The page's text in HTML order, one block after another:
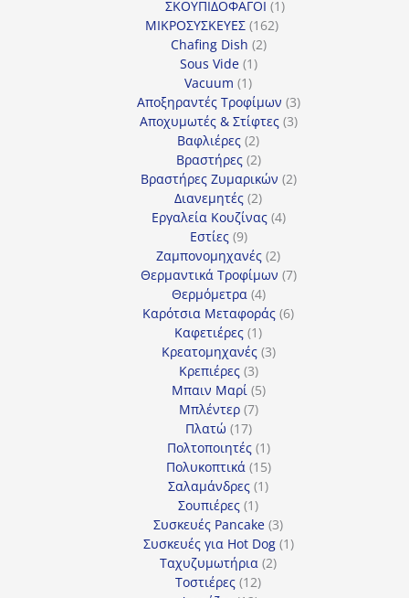
ΣΚΟΥΠΙΔΟΦΑΓΟΙ 11
ΜΙΚΡΟΣΥΣΚΕΥΕΣ 162162
Chafing Dish 22
Sous Vide 11
Vacuum 11
προϊόν
Αποξηραντές Τροφίμων 33
προϊόντα
Αποχυμωτές & Στίφτες 33
Βαφλιέρες 22
προϊόντα
Βραστήρες 22
προϊόντα
Βραστήρες Ζυμαρικών 22
Διανεμητές 22
προϊόντα
Εργαλεία Κουζίνας 44
Εστίες 99
προϊόντα
Ζαμπονομηχανές 22
προϊόντα
Θερμαντικά Τροφίμων 77
Θερμόμετρα 44
προϊόντα
Καρότσια Μεταφοράς 66
Καφετιέρες 11
προϊόν
Κρεατομηχανές 33
Κρεπιέρες 33
προϊόντα
Μπαιν Μαρί 55
Μπλέντερ 77
Πλατώ 1717
προϊόντα
Πολτοποιητές 11
προϊόν
Πολυκοπτικά 1515
προϊόντα
Σαλαμάνδρες 11
Σουπιέρες 11
προϊόν
Συσκευές Pancake 33
προϊόντα
Συσκευές για Hot Dog 11
Ταχυζυμωτήρια 22
Τοστιέρες 1212